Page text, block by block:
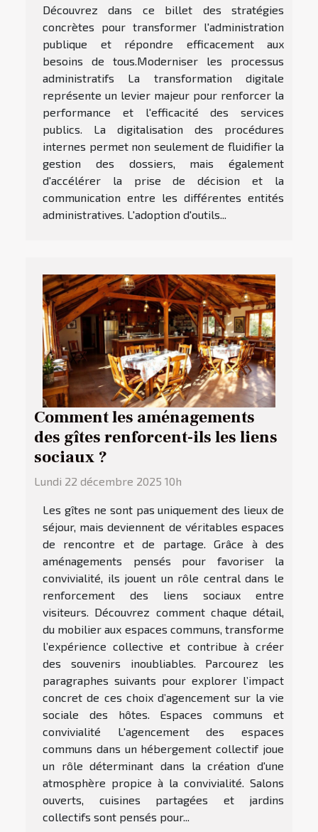
Découvrez dans ce billet des stratégies
concrètes pour transformer l'administration
publique et répondre efficacement aux
besoins de tous.Moderniser les processus
administratifs La transformation digitale
représente un levier majeur pour renforcer la
performance et l'efficacité des services
publics. La digitalisation des procédures
internes permet non seulement de fluidifier la
gestion des dossiers, mais également
d'accélérer la prise de décision et la
communication entre les différentes entités
administratives. L'adoption d'outils...
Comment les aménagements
des gîtes renforcent-ils les liens
sociaux ?
Lundi 22 décembre 2025 10h
Les gîtes ne sont pas uniquement des lieux de
séjour, mais deviennent de véritables espaces
de rencontre et de partage. Grâce à des
aménagements pensés pour favoriser la
convivialité, ils jouent un rôle central dans le
renforcement des liens sociaux entre
visiteurs. Découvrez comment chaque détail,
du mobilier aux espaces communs, transforme
l’expérience collective et contribue à créer
des souvenirs inoubliables. Parcourez les
paragraphes suivants pour explorer l’impact
concret de ces choix d’agencement sur la vie
sociale des hôtes. Espaces communs et
convivialité L'agencement des espaces
communs dans un hébergement collectif joue
un rôle déterminant dans la création d'une
atmosphère propice à la convivialité. Salons
ouverts, cuisines partagées et jardins
collectifs sont pensés pour...